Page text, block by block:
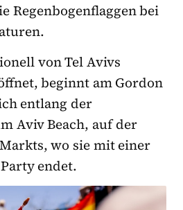
Regenbogenflaggen bei
von Tel Avivs
beginnt am Gordon
entlang der
Aviv Beach, auf der
wo sie mit einer
endet.